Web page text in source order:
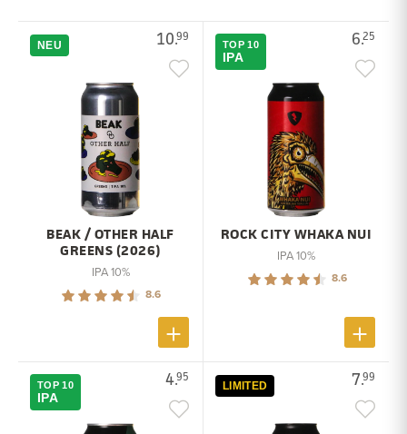
10.99
NEU
BEAK / OTHER HALF
GREENS (2026)
IPA 10%
8.6
6.25
TOP 10
IPA
ROCK CITY WHAKA NUI
IPA 10%
8.6
4.95
TOP 10
IPA
7.99
LIMITED